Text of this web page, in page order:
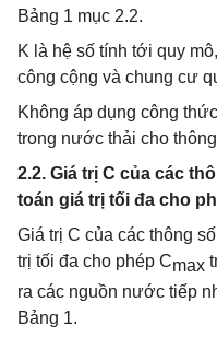
Bảng 1 mục 2.2.
K là hệ số tính tới quy
công cộng và chung cư
Không áp dụng công
trong nước thải cho
2.2. Giá trị C của các
toán giá trị tối đa cho
Giá trị C của các thông
trị tối đa cho phép Cmax
ra các nguồn nước tiếp
Bảng 1.